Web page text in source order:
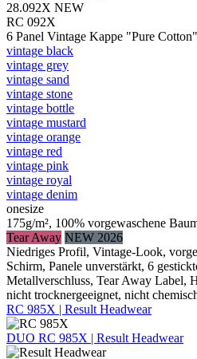
28.092X NEW
RC 092X
6 Panel Vintage Kappe "Pure Cotton"
vintage black
vintage grey
vintage sand
vintage stone
vintage bottle
vintage mustard
vintage orange
vintage red
vintage pink
vintage royal
vintage denim
onesize
175g/m², 100% vorgewaschene
Tear Away NEW 2026
Niedriges Profil, Vintage-Look,
Schirm, Panele unverstärkt, 6
Metallverschluss, Tear Away Label,
nicht trocknergeeignet, nicht
RC 985X | Result Headwear
DUO RC 985X | Result Headwear